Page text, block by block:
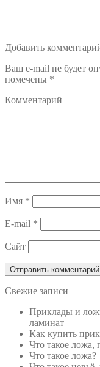
Добавить
Ваш e-mail не будет
помечены *
Комментарий
Имя *
E-mail *
Сайт
Свежие записи
Приклады и
ламинат
Как купить
Что такое ложа,
Что такое ложа?